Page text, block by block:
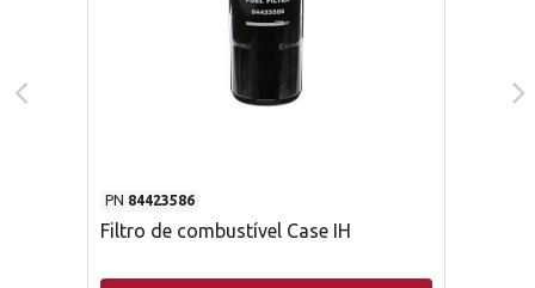
PN 84423586
Filtro de combustível Case IH